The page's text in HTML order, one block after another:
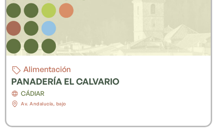
Alimentación
PANADERÍA EL CALVARIO
CÁDIAR
Av. Andalucía, bajo